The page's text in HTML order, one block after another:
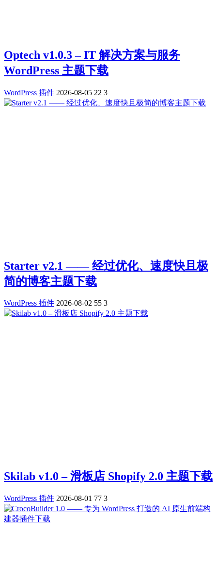
Optech v1.0.3 – IT 解决方案与服务
WordPress 主题下载
WordPress 插件 2026-08-05 22 3
Starter v2.1 —— 经过优化、速度快且极
简的博客主题下载
WordPress 插件 2026-08-02 55 3
Skilab v1.0 – 滑板店 Shopify 2.0 主题下载
WordPress 插件 2026-08-01 77 3